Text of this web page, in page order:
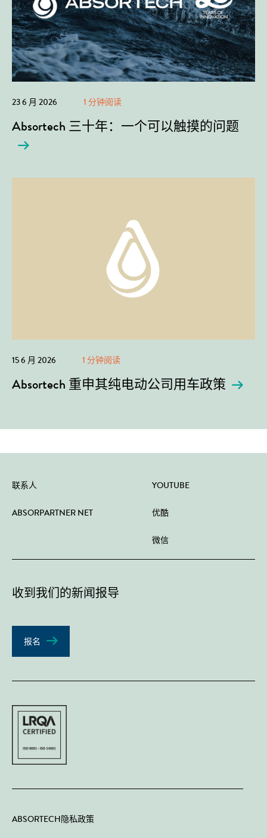
23 6 月 2026 1 分钟阅读
Absortech 三十年：一个可以触摸的问题
15 6 月 2026 1 分钟阅读
Absortech 重申其纯电动公司用车政策
联系人
ABSORPARTNER NET
YOUTUBE
优酷
微信
收到我们的新闻报导
报名
ABSORTECH隐私政策